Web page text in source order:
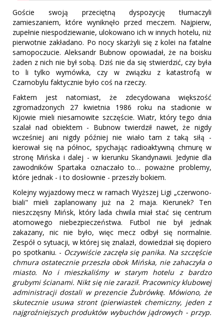
Goście swoją przeciętną dyspozycję tłumaczyli
zamieszaniem, które wyniknęło przed meczem. Najpierw,
zupełnie niespodziewanie, ulokowano ich w innych hotelu, niż
pierwotnie zakładano. Po nocy skarżyli się z kolei na fatalne
samopoczucie. Aleksandr Bubnow opowiadał, że na boisku
żaden z nich nie był sobą. Dziś nie da się stwierdzić, czy była
to li tylko wymówka, czy w związku z katastrofą w
Czarnobylu faktycznie było coś na rzeczy.
Faktem jest natomiast, że zdecydowana większość
zgromadzonych 27 kwietnia 1986 roku na stadionie w
Kijowie mieli niesamowite szczęście. Wiatr, który tego dnia
szalał nad obiektem - Bubnow twierdził nawet, że nigdy
wcześniej ani nigdy później nie wiało tam z taką siłą -
kierował się na północ, spychając radioaktywną chmurę w
stronę Mińska i dalej - w kierunku Skandynawii. Jedynie dla
zawodników Spartaka oznaczało to… poważne problemy,
które jednak - i to dosłownie - przeszły bokiem.
Kolejny wyjazdowy mecz w ramach Wyższej Ligi „czerwono-
biali" mieli zaplanowany już na 2 maja. Kierunek? Ten
nieszczęsny Mińsk, który lada chwila miał stać się centrum
atomowego niebezpieczeństwa. Futbol nie był jednak
zakazany, nic nie było, więc mecz odbył się normalnie.
Zespół o sytuacji, w której się znalazł, dowiedział się dopiero
po spotkaniu. - Oczywiście zaczęła się panika. Na szczęście
chmura ostatecznie przeszła obok Mińska, nie zahaczyła o
miasto. No i mieszkaliśmy w starym hotelu z bardzo
grubymi ścianami. Nikt się nie zaraził. Pracownicy klubowej
administracji dostali w prezencie Żubrówkę. Mówiono, że
skutecznie usuwa stront (pierwiastek chemiczny, jeden z
najgroźniejszych produktów wybuchów jądrowych - przyp.